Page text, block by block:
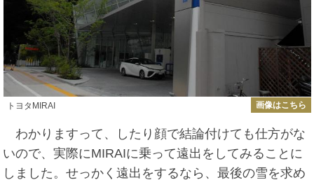
トヨタMIRAI 画像はこちら
わかりますって、したり顔で結論付けても仕方がな
いので、実際にMIRAIに乗って遠出をしてみることに
しました。せっかく遠出をするなら、最後の雪を求め